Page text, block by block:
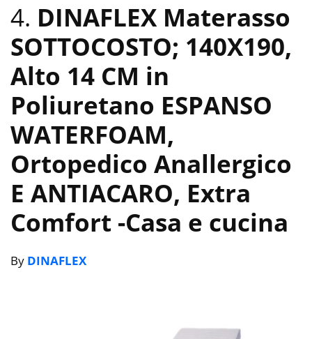
4. DINAFLEX Materasso
SOTTOCOSTO; 140X190,
Alto 14 CM in
Poliuretano ESPANSO
WATERFOAM,
Ortopedico Anallergico
E ANTIACARO, Extra
Comfort -Casa e cucina
By DINAFLEX